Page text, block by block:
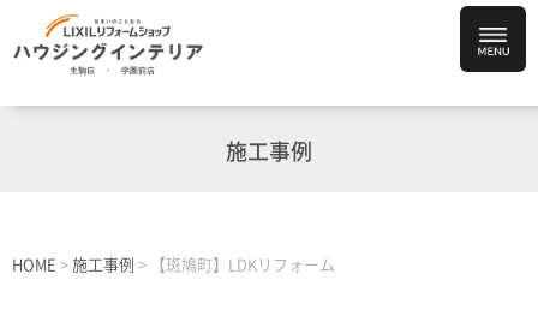
施工事例
HOME > 施工事例 > 【斑鳩町】LDKリフォーム